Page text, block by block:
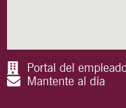
Portal del
Mantente al día